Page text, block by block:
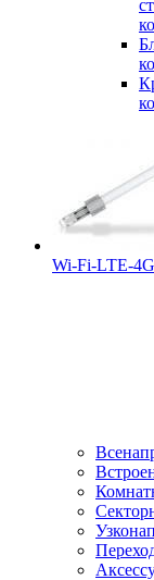
Wi-Fi-LTE-